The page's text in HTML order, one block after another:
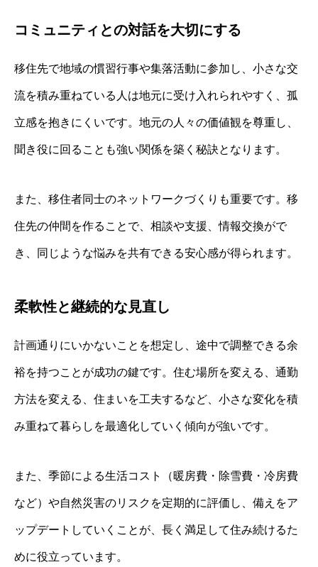
コミュニティとの対話を大切にする
移住先で地域の慣習行事や集落活動に参加し、小さな交
流を積み重ねている人は地元に受け入れられやすく、孤
立感を抱きにくいです。地元の人々の価値観を尊重し、
聞き役に回ることも強い関係を築く秘訣となります。
また、移住者同士のネットワークづくりも重要です。移
住先の仲間を作ることで、相談や支援、情報交換がで
き、同じような悩みを共有できる安心感が得られます。
柔軟性と継続的な見直し
計画通りにいかないことを想定し、途中で調整できる余
裕を持つことが成功の鍵です。住む場所を変える、通勤
方法を変える、住まいを工夫するなど、小さな変化を積
み重ねて暮らしを最適化していく傾向が強いです。
また、季節による生活コスト（暖房費・除雪費・冷房費
など）や自然災害のリスクを定期的に評価し、備えをア
ップデートしていくことが、長く満足して住み続けるた
めに役立っています。